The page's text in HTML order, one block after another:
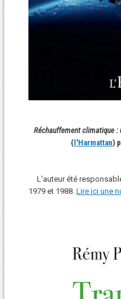
Réchauffement climatique
(l'Harmattan)
L'auteur été
1979 et 1988.Lire ici une